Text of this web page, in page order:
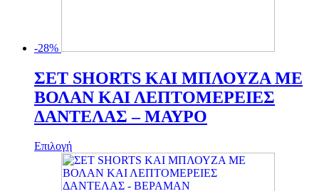
-28%
ΣΕΤ SHORTS ΚΑΙ ΜΠΛΟΥΖΑ ΜΕ
ΒΟΛΑΝ ΚΑΙ ΛΕΠΤΟΜΕΡΕΙΕΣ
ΔΑΝΤΕΛΑΣ – ΜΑΥΡΟ
ΕπιλογήΑυτό
το
προϊόν
έχει